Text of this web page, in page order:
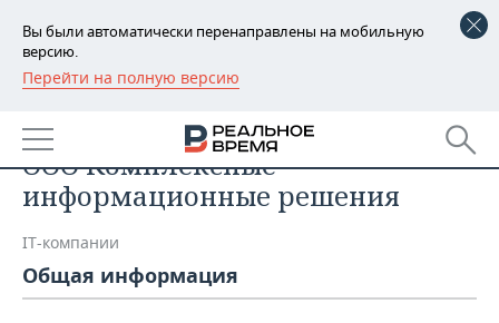
Вы были автоматически перенаправлены на мобильную
версию.
Перейти на полную версию
РЕГИОНЫ
БАШКОРТОСТАН
ТАТАРСТАН
УДМУРТИЯ
НОВОСТИ
АНАЛИТИКА
НОВОСТИ АНАЛИТИКИ
ДЕКЛАРАЦИИ О ДОХОДАХ
ЭКОНОМИКА
НОВОСТИ ЭКОНОМИКИ
ПРОМЫШЛЕННОСТЬ
ООО Комплексные
информационные решения
IT-компании
Общая информация